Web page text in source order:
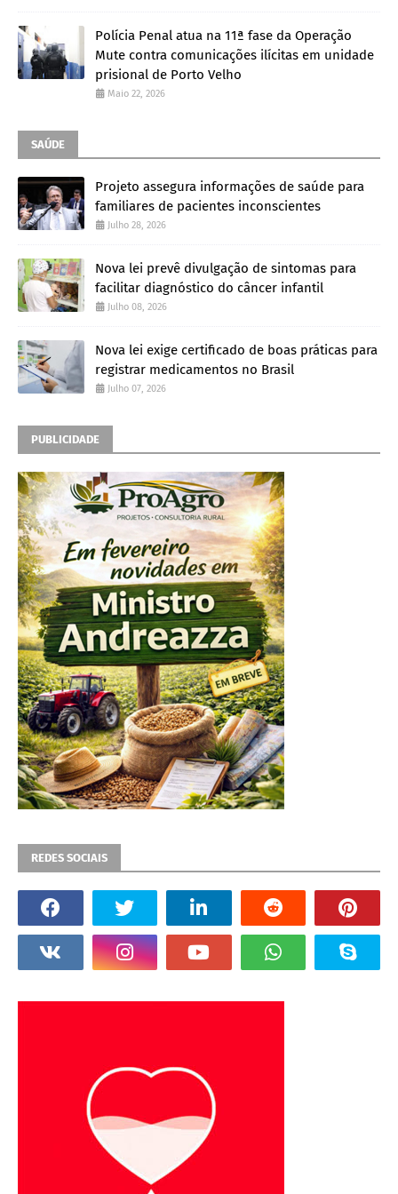
Polícia Penal atua na 11ª fase da Operação
Mute contra comunicações ilícitas em unidade
prisional de Porto Velho
Maio 22, 2026
SAÚDE
Projeto assegura informações de saúde para
familiares de pacientes inconscientes
Julho 28, 2026
Nova lei prevê divulgação de sintomas para
facilitar diagnóstico do câncer infantil
Julho 08, 2026
Nova lei exige certificado de boas práticas para
registrar medicamentos no Brasil
Julho 07, 2026
PUBLICIDADE
REDES SOCIAIS